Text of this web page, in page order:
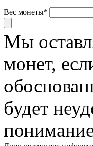
Вес монеты*
Мы
монет,
будет